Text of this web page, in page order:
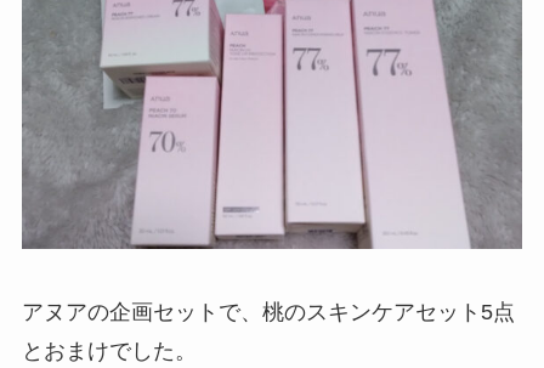
アヌアの企画セットで、桃のスキンケアセット5点
とおまけでした。